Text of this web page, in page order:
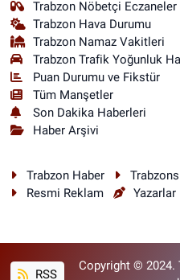
Trabzon Nöbetçi Eczaneler
Trabzon Hava Durumu
Trabzon Namaz Vakitleri
Trabzon Trafik Yoğunluk
Puan Durumu ve Fikstür
Tüm Manşetler
Son Dakika Haberleri
Haber Arşivi
Trabzon Haber
Resmi Reklam
Yazarlar
RSS
Copyright © 2024.